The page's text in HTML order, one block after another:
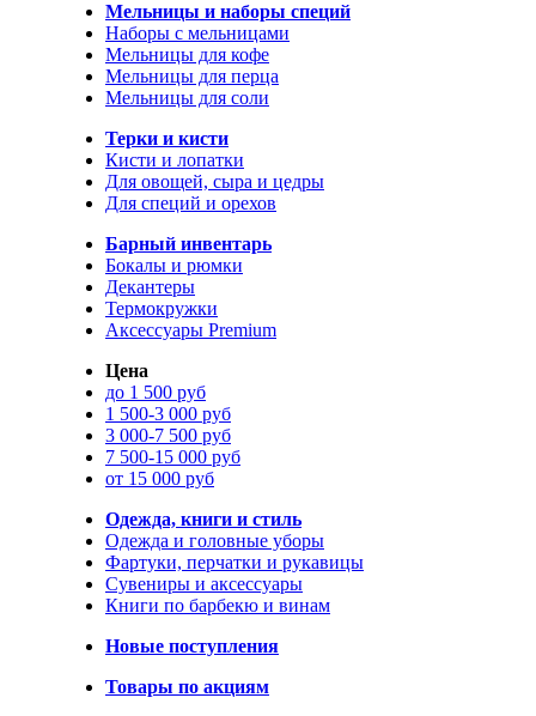
Мельницы и наборы специй
Наборы с мельницами
Мельницы для кофе
Мельницы для перца
Мельницы для соли
Терки и кисти
Кисти и лопатки
Для овощей, сыра и цедры
Для специй и орехов
Барный инвентарь
Бокалы и рюмки
Декантеры
Термокружки
Аксессуары Premium
Цена
до 1 500 руб
1 500-3 000 руб
3 000-7 500 руб
7 500-15 000 руб
от 15 000 руб
Одежда, книги и стиль
Одежда и головные уборы
Фартуки, перчатки и рукавицы
Сувениры и аксессуары
Книги по барбекю и винам
Новые поступления
Товары по акциям